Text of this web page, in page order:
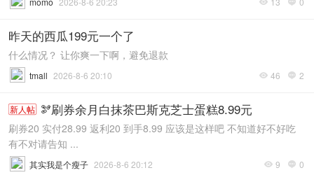
 
昨天的西瓜199元一个了
什么情况？ 让你爽一下啊，避免退款
 46  2
tmall 2026-8-6 20:10
新人帖 🫘刷券余月白抹茶巴斯克芝士蛋糕8.99元
刷券20 实付28.99 返利20 到手8.99 应该是这样吧 不知道好不好吃
有不对请告知 ...
 9  0
其实我是个瘦子 2026-8-6 20:12